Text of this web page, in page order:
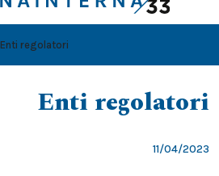
Enti regolatori
Enti regolatori
11/04/2023